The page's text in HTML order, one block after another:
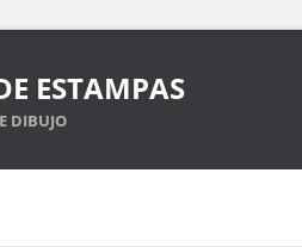
ESTAMPAS
DIBUJO